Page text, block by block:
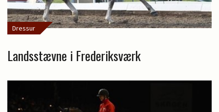
Dressur
Landsstævne i Frederiksværk